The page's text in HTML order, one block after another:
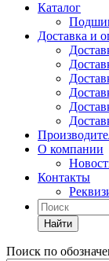
Каталог
Доставка и
О компании
Контакты
Найти
Поиск по